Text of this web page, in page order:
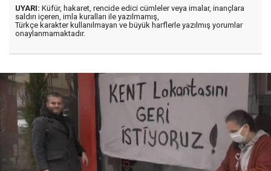
UYARI: Küfür, hakaret, rencide edici cümleler veya imalar, inançlara
saldırı içeren, imla kuralları ile yazılmamış,
Türkçe karakter kullanılmayan ve büyük harflerle yazılmış yorumlar
onaylanmamaktadır.